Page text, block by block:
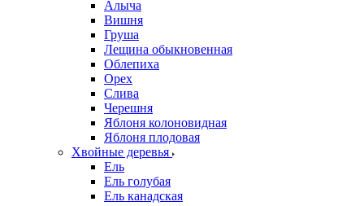
Алыча
Вишня
Груша
Лещина обыкновенная
Облепиха
Орех
Слива
Черешня
Яблоня колоновидная
Яблоня плодовая
Хвойные деревья
Ель
Ель голубая
Ель канадская